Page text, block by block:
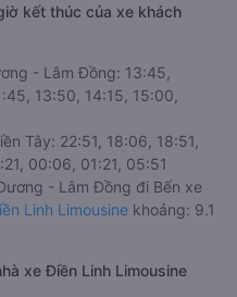
kết thúc của xe khách
- Lâm Đồng: 13:45,
13:50, 14:15, 15:00,
Tây: 22:51, 18:06, 18:51,
00:06, 01:21, 05:51
- Lâm Đồng đi Bến xe
Linh Limousine khoảng: 9.1
xe Điền Linh Limousine